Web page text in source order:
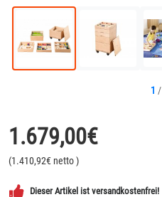
1 /
1.679,00€
(1.410,92€ netto)
Dieser Artikel ist versandkostenfrei!